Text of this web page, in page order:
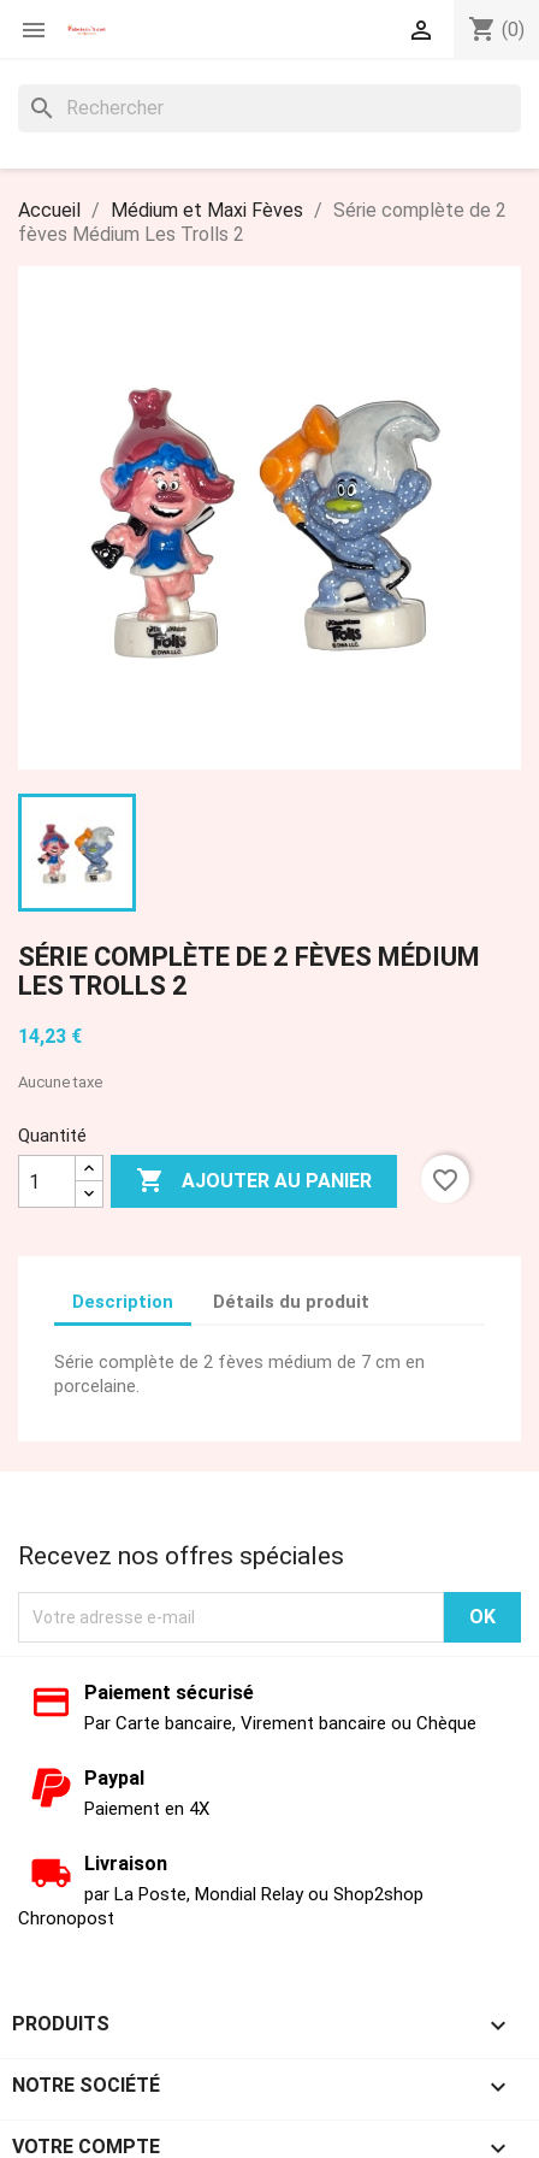
 shopping_cart (0)

search
Accueil Médium et Maxi Fèves
Série complète de 2
fèves Médium Les Trolls 2
SÉRIE COMPLÈTE DE 2 FÈVES MÉDIUM
LES TROLLS 2
14,23 €
Aucune taxe
Quantité
 AJOUTER AU PANIER favorite_border
Description Détails du produit
Série complète de 2 fèves médium de 7 cm en
porcelaine.
Recevez nos offres spéciales
Paiement sécurisé
Par Carte bancaire, Virement bancaire ou Chèque
Paypal
Paiement en 4X
Livraison
par La Poste, Mondial Relay ou Shop2shop
Chronopost
PRODUITS 
NOTRE SOCIÉTÉ 
VOTRE COMPTE 